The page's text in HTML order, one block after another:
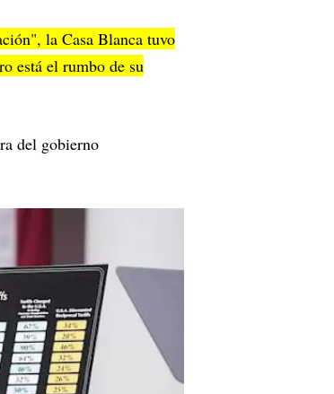
la Casa Blanca tuvo
está el rumbo de su
del gobierno